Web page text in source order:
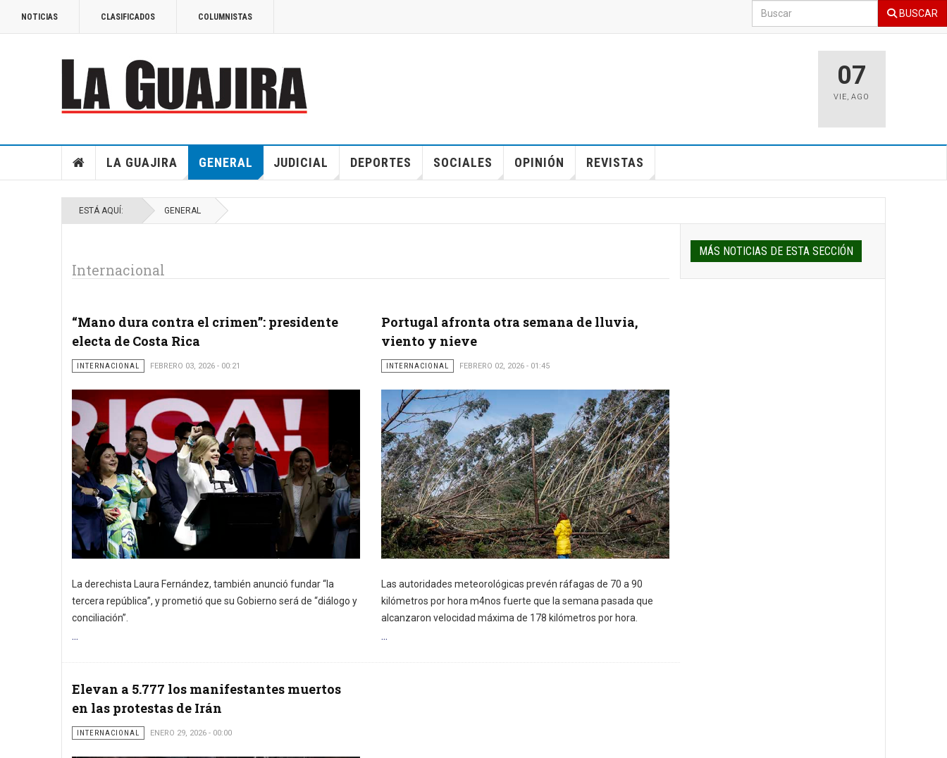
NOTICIAS CLASIFICADOS COLUMNISTAS BUSCAR
07
VIE,AGO
LA GUAJIRA GENERAL JUDICIAL DEPORTES SOCIALES OPINIÓN REVISTAS
ESTÁ AQUÍ: GENERAL
Internacional
“Mano dura contra el crimen”: presidente
electa de Costa Rica
INTERNACIONAL FEBRERO 03, 2026 - 00:21
La derechista Laura Fernández, también anunció fundar “la
tercera república”, y prometió que su Gobierno será de “diálogo y
conciliación”.
...
Portugal afronta otra semana de lluvia,
viento y nieve
INTERNACIONAL FEBRERO 02, 2026 - 01:45
Las autoridades meteorológicas prevén ráfagas de 70 a 90
kilómetros por hora m4nos fuerte que la semana pasada que
alcanzaron velocidad máxima de 178 kilómetros por hora.
...
Elevan a 5.777 los manifestantes muertos
en las protestas de Irán
INTERNACIONAL ENERO 29, 2026 - 00:00
MÁS NOTICIAS DE ESTA SECCIÓN